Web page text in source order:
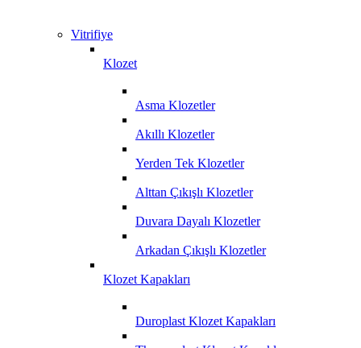
Vitrifiye
Klozet
Asma Klozetler
Akıllı Klozetler
Yerden Tek Klozetler
Alttan Çıkışlı Klozetler
Duvara Dayalı Klozetler
Arkadan Çıkışlı Klozetler
Klozet Kapakları
Duroplast Klozet Kapakları